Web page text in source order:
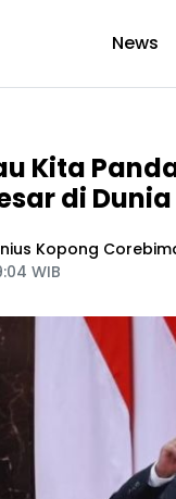
News
Kita
di Dunia
Kopong
WIB